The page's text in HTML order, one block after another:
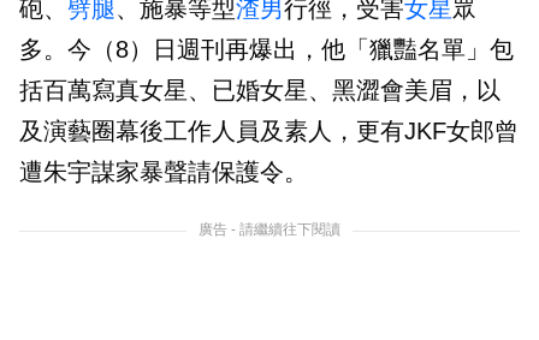
砲、 劈腿、施暴等型渣男行徑，受害女星眾
多。今（8）日週刊再爆出，他「獵豔名單」包
括百萬寫真女星、已婚女星、黑澀會美眉，以
及演藝圈幕後工作人員及素人，更有JKF女郎曾
遭朱宇謀家暴聲請保護令。
廣告 - 請繼續往下閱讀